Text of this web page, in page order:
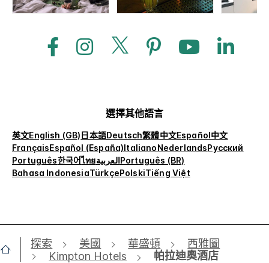
選擇其他語言
英文English (GB) 日本語Deutsch繁體中文Español 中文
FrançaisEspañol (España) Italiano NederlandsРусский
Português한국어ไทยالعربية Português (BR)
Bahasa IndonesiaTürkçePolskiTiếng Việt
探索 美國 華盛頓
西雅圖
Kimpton Hotels
帕拉迪奧酒店